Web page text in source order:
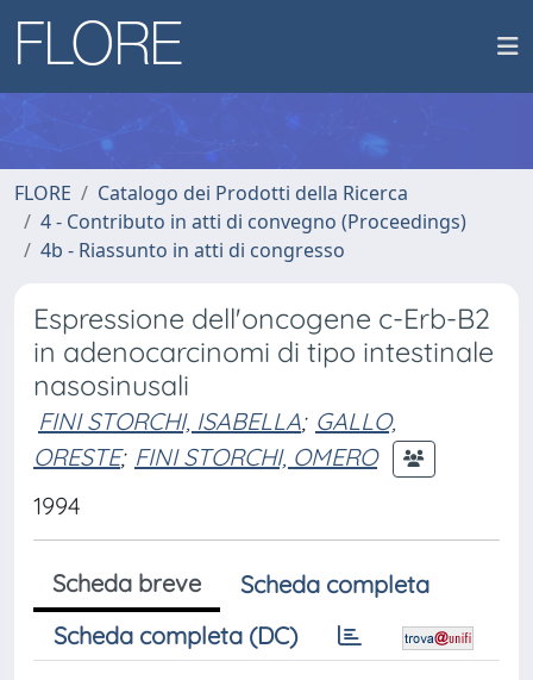
FLORE
Catalogo dei Prodotti della Ricerca
4 - Contributo in atti di convegno (Proceedings)
4b - Riassunto in atti di congresso
Espressione dell'oncogene c-Erb-B2
in adenocarcinomi di tipo intestinale
nasosinusali
FINI STORCHI, ISABELLA; GALLO,
ORESTE; FINI STORCHI, OMERO
1994
Scheda breve
Scheda completa
Scheda completa (DC)